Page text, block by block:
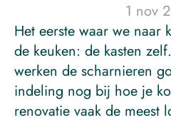
1 nov
Het eerste waar we naar
de keuken: de kasten
werken de scharnieren
indeling nog bij hoe je
renovatie vaak de meest